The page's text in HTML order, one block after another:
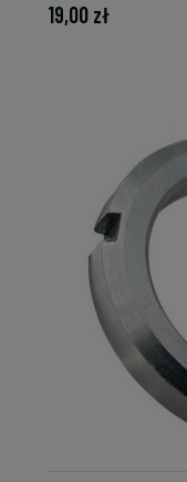
19,00 zł